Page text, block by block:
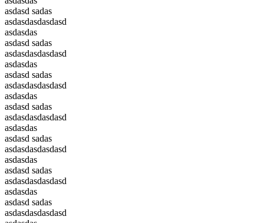
asdasd sadas
asdasdasdasdasd
asdasdas
asdasd sadas
asdasdasdasdasd
asdasdas
asdasd sadas
asdasdasdasdasd
asdasdas
asdasd sadas
asdasdasdasdasd
asdasdas
asdasd sadas
asdasdasdasdasd
asdasdas
asdasd sadas
asdasdasdasdasd
asdasdas
asdasd sadas
asdasdasdasdasd